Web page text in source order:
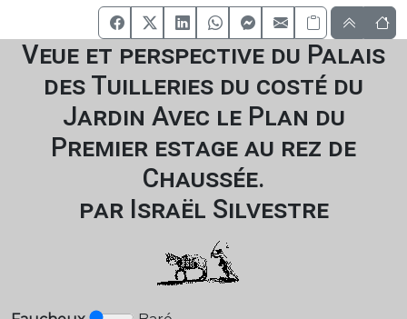
Veue et perspective du Palais
des Tuilleries du costé du
Jardin Avec le Plan du
Premier estage au rez de
Chaussée.
par Israël Silvestre